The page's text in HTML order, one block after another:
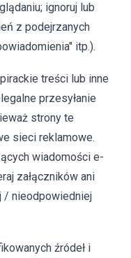
ignoruj lub
z podejrzanych
itp.).
treści lub inne
przesyłanie
strony te
sieci reklamowe.
wiadomości e-
załączników ani
/ nieodpowiedniej
źródeł i